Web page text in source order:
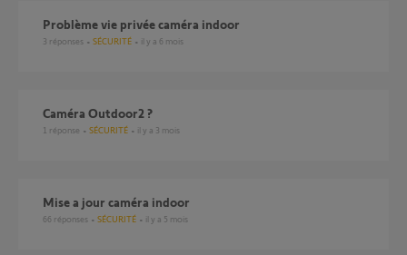
Problème vie privée caméra indoor
3 réponses SÉCURITÉ il y a 6 mois
Caméra Outdoor2 ?
1 réponse SÉCURITÉ il y a 3 mois
Mise a jour caméra indoor
66 réponses SÉCURITÉ il y a 5 mois